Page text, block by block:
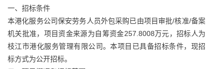
一、招标条件
本港化服务公司保安劳务人员外包采购已由项目审批/核准/备案
机关批准，项目资金来源为自筹资金257.8008万元，招标人为
枝江市港化服务管理有限公司。本项目已具备招标条件，现招
标方式为公开招标。